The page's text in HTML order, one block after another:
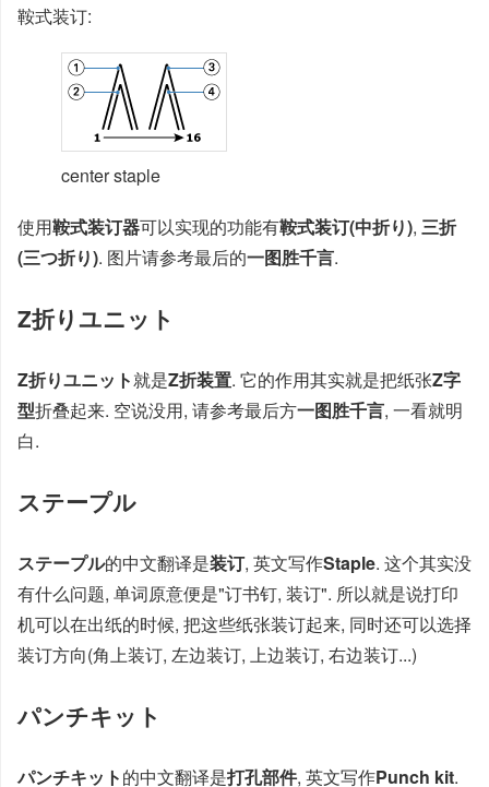
鞍式装订:
center staple
使用鞍式装订器可以实现的功能有鞍式装订(中折り), 三折
(三つ折り). 图片请参考最后的一图胜千言.
Z折りユニット
Z折りユニット就是Z折装置. 它的作用其实就是把纸张Z字
型折叠起来. 空说没用, 请参考最后方一图胜千言, 一看就明
白.
ステープル
ステープル的中文翻译是装订, 英文写作Staple. 这个其实没
有什么问题, 单词原意便是"订书钉, 装订". 所以就是说打印
机可以在出纸的时候, 把这些纸张装订起来, 同时还可以选择
装订方向(角上装订, 左边装订, 上边装订, 右边装订...)
パンチキット
パンチキット的中文翻译是打孔部件, 英文写作Punch kit.